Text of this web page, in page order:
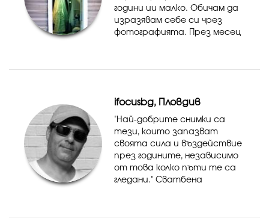
години ии малко. Обичам да
изразявам себе си чрез
фотографията. През месец
първата си
ifocusbg, Пловдив
"Най-добрите снимки са
тези, които запазват
своята сила и въздействие
през годините, независимо
от това колко пъти те са
гледани." Сватбена
Кръщенета, Абитуриенски